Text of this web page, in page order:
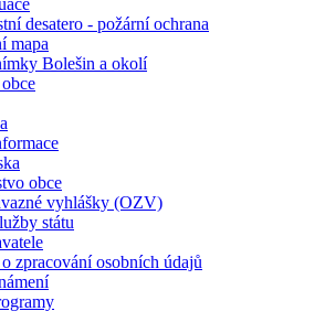
desatero - požární ochrana
mapa
Bolešin a okolí
obce
vyhlášky (OZV)
státu
zpracování osobních údajů